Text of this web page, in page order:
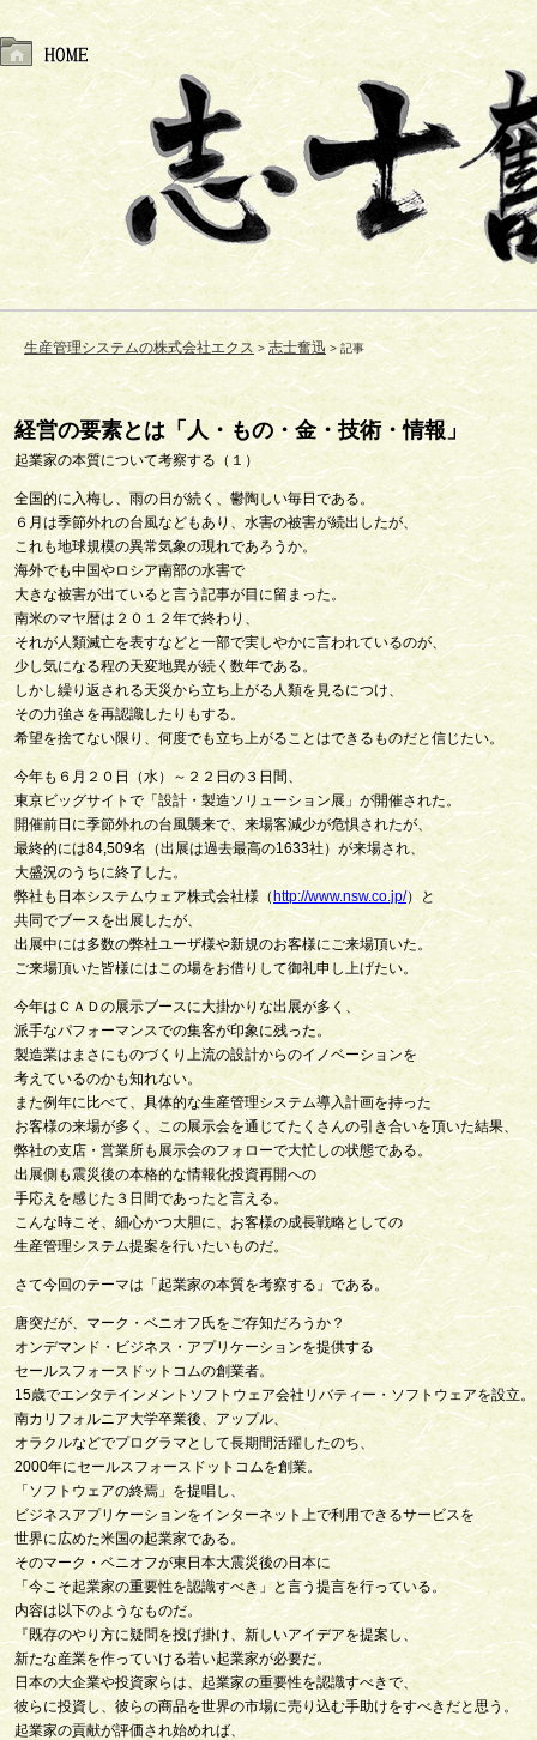
生産管理システムの株式会社エクス 志士奮迅 記事
経営の要素とは「人・もの・金・技術・情報」
起業家の本質について考察する（１）
全国的に入梅し、雨の日が続く、鬱陶しい毎日である。
６月は季節外れの台風などもあり、水害の被害が続出したが、
これも地球規模の異常気象の現れであろうか。
海外でも中国やロシア南部の水害で
大きな被害が出ていると言う記事が目に留まった。
南米のマヤ暦は２０１２年で終わり、
それが人類滅亡を表すなどと一部で実しやかに言われているのが、
少し気になる程の天変地異が続く数年である。
しかし繰り返される天災から立ち上がる人類を見るにつけ、
その力強さを再認識したりもする。
希望を捨てない限り、何度でも立ち上がることはできるものだと信じたい。
今年も６月２０日（水）～２２日の３日間、
東京ビッグサイトで「設計・製造ソリューション展」が開催された。
開催前日に季節外れの台風襲来で、来場客減少が危惧されたが、
最終的には84,509名（出展は過去最高の1633社）が来場され、
大盛況のうちに終了した。
弊社も日本システムウェア株式会社様（ http://www.nsw.co.jp/）と
共同でブースを出展したが、
出展中には多数の弊社ユーザ様や新規のお客様にご来場頂いた。
ご来場頂いた皆様にはこの場をお借りして御礼申し上げたい。
今年はＣＡＤの展示ブースに大掛かりな出展が多く、
派手なパフォーマンスでの集客が印象に残った。
製造業はまさにものづくり上流の設計からのイノベーションを
考えているのかも知れない。
また例年に比べて、具体的な生産管理システム導入計画を持った
お客様の来場が多く、この展示会を通じてたくさんの引き合いを頂いた結果、
弊社の支店・営業所も展示会のフォローで大忙しの状態である。
出展側も震災後の本格的な情報化投資再開への
手応えを感じた３日間であったと言える。
こんな時こそ、細心かつ大胆に、お客様の成長戦略としての
生産管理システム提案を行いたいものだ。
さて今回のテーマは「起業家の本質を考察する」である。
唐突だが、マーク・ベニオフ氏をご存知だろうか？
オンデマンド・ビジネス・アプリケーションを提供する
セールスフォースドットコムの創業者。
15歳でエンタテインメントソフトウェア会社リバティー・ソフトウェアを設立。
南カリフォルニア大学卒業後、アップル、
オラクルなどでプログラマとして長期間活躍したのち、
2000年にセールスフォースドットコムを創業。
「ソフトウェアの終焉」を提唱し、
ビジネスアプリケーションをインターネット上で利用できるサービスを
世界に広めた米国の起業家である。
そのマーク・ベニオフが東日本大震災後の日本に
「今こそ起業家の重要性を認識すべき」と言う提言を行っている。
内容は以下のようなものだ。
『既存のやり方に疑問を投げ掛け、新しいアイデアを提案し、
新たな産業を作っていける若い起業家が必要だ。
日本の大企業や投資家らは、起業家の重要性を認識すべきで、
彼らに投資し、彼らの商品を世界の市場に売り込む手助けをすべきだと思う。
起業家の貢献が評価され始めれば、